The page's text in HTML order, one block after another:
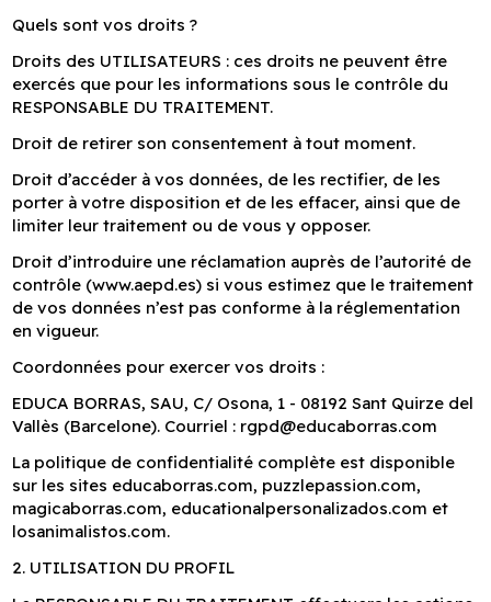
Quels sont vos droits ?
Droits des UTILISATEURS : ces droits ne peuvent être
exercés que pour les informations sous le contrôle du
RESPONSABLE DU TRAITEMENT.
Droit de retirer son consentement à tout moment.
Droit d’accéder à vos données, de les rectifier, de les
porter à votre disposition et de les effacer, ainsi que de
limiter leur traitement ou de vous y opposer.
Droit d’introduire une réclamation auprès de l’autorité de
contrôle (www.aepd.es) si vous estimez que le traitement
de vos données n’est pas conforme à la réglementation
en vigueur.
Coordonnées pour exercer vos droits :
EDUCA BORRAS, SAU, C/ Osona, 1 - 08192 Sant Quirze del
Vallès (Barcelone). Courriel : rgpd@educaborras.com
La politique de confidentialité complète est disponible
sur les sites educaborras.com, puzzlepassion.com,
magicaborras.com, educationalpersonalizados.com et
losanimalistos.com.
2. UTILISATION DU PROFIL